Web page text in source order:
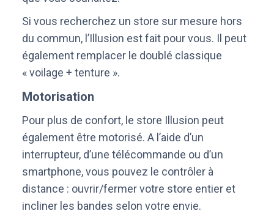
Si vous recherchez un store sur mesure hors
du commun, l’Illusion est fait pour vous. Il peut
également remplacer le doublé classique
« voilage + tenture ».
Motorisation
Pour plus de confort, le store Illusion peut
également être motorisé. A l’aide d’un
interrupteur, d’une télécommande ou d’un
smartphone, vous pouvez le contrôler à
distance : ouvrir/fermer votre store entier et
incliner les bandes selon votre envie.